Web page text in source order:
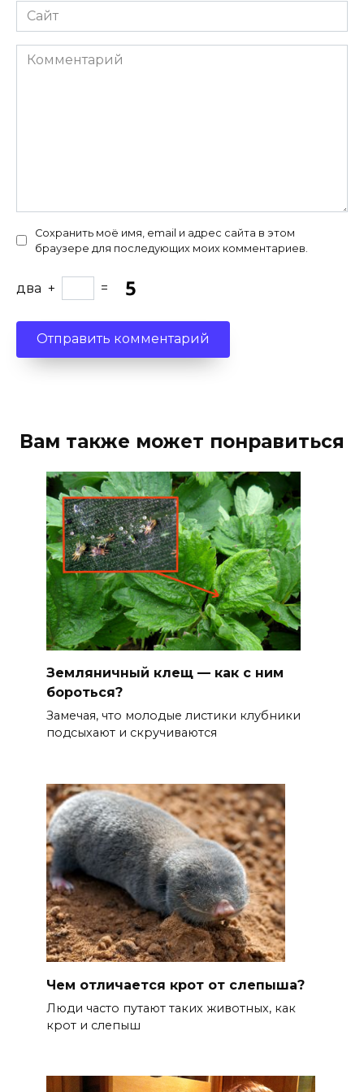
Сайт
Комментарий
Сохранить моё имя, email и адрес сайта в этом
браузере для последующих моих комментариев.
два + =
Вам также может понравиться
Земляничный клещ — как с ним
бороться?
Замечая, что молодые листики клубники
подсыхают и скручиваются
Чем отличается крот от слепыша?
Люди часто путают таких животных, как
крот и слепыш